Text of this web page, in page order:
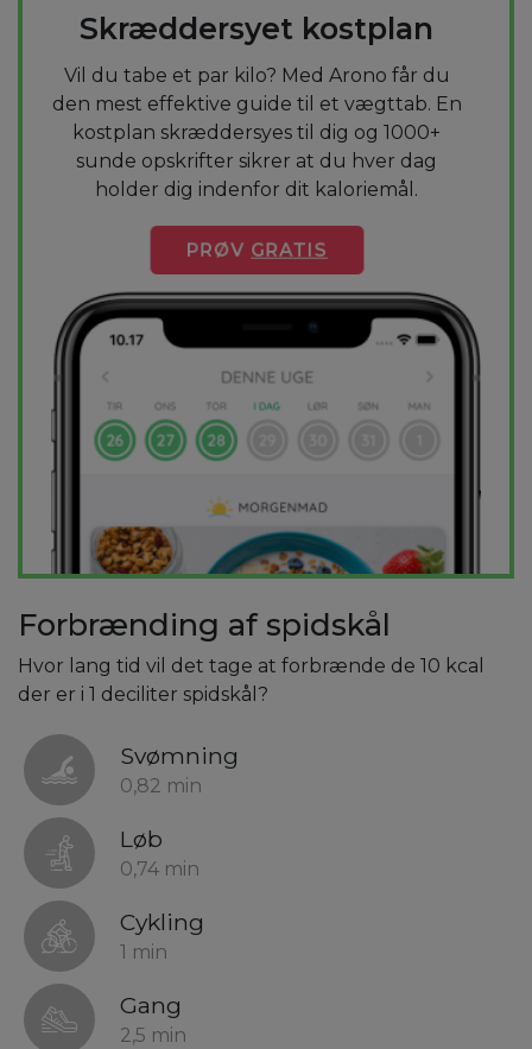
Skræddersyet kostplan
Vil du tabe et par kilo? Med Arono får du
den mest effektive guide til et vægttab. En
kostplan skræddersyes til dig og 1000+
sunde opskrifter sikrer at du hver dag
holder dig indenfor dit kaloriemål.
PRØV GRATIS
Forbrænding af spidskål
Hvor lang tid vil det tage at forbrænde de 10 kcal
der er i 1 deciliter spidskål?
Svømning
0,82 min
Løb
0,74 min
Cykling
1 min
Gang
2,5 min